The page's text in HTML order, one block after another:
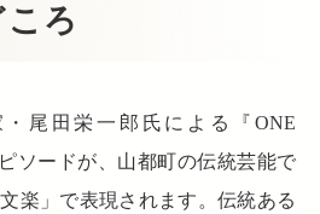
ろ
尾田栄一郎氏による『ONE
ソードが、山都町の伝統芸能で
楽」で表現されます。伝統ある